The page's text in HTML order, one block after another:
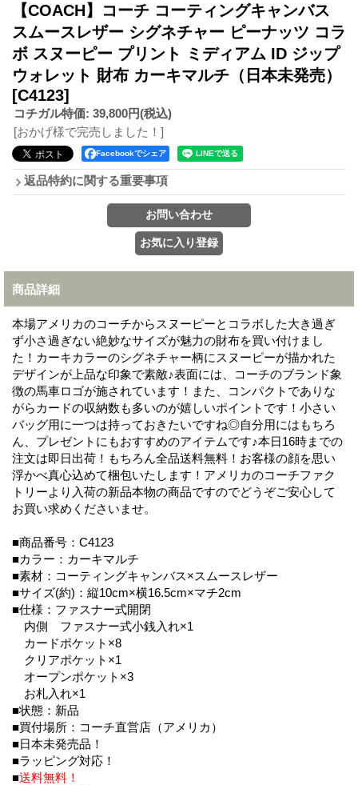
【COACH】コーチ コーティングキャンバス
スムースレザー シグネチャー ピーナッツ コラ
ボ スヌーピー プリント ミディアム ID ジップ
ウォレット 財布 カーキマルチ（日本未発売）
[C4123]
コチガル特価: 39,800円(税込)
[おかげ様で完売しました！]
Facebookでシェア
返品特約に関する重要事項
商品詳細
本場アメリカのコーチからスヌーピーとコラボした大き過ぎ
ず小さ過ぎない絶妙なサイズが魅力の財布を買い付けまし
た！カーキカラーのシグネチャー柄にスヌーピーが描かれた
デザインが上品な印象で素敵♪表面には、コーチのブランド象
徴の馬車ロゴが施されています！また、コンパクトでありな
がらカードの収納数も多いのが嬉しいポイントです！小さい
バッグ用に一つは持っておきたいですね◎自分用にはもちろ
ん、プレゼントにもおすすめのアイテムです♪本日16時までの
注文は即日出荷！もちろん全品送料無料！お客様の顔を思い
浮かべ真心込めて梱包いたします！アメリカのコーチファク
トリーより入荷の新品本物の商品ですのでどうぞご安心して
お買い求めくださいませ。
■商品番号：C4123
■カラー：カーキマルチ
■素材：コーティングキャンバス×スムースレザー
■サイズ(約)：縦10cm×横16.5cm×マチ2cm
■仕様：ファスナー式開閉
内側 ファスナー式小銭入れ×1
カードポケット×8
クリアポケット×1
オープンポケット×3
お札入れ×1
■状態：新品
■買付場所：コーチ直営店（アメリカ）
■日本未発売品！
■ラッピング対応！
■送料無料！